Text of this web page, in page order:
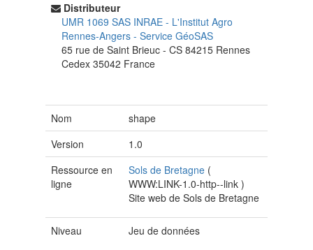
Distributeur
UMR 1069 SAS INRAE - L'Institut Agro
Rennes-Angers - Service GéoSAS
65 rue de Saint Brieuc - CS 84215 Rennes
Cedex 35042 France
Nom
shape
Version
1.0
Ressource en
ligne
Sols de Bretagne (
WWW:LINK-1.0-http--link)
Site web de Sols de Bretagne
Niveau Jeu de données